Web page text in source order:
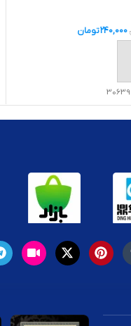
240,000تومان
30639